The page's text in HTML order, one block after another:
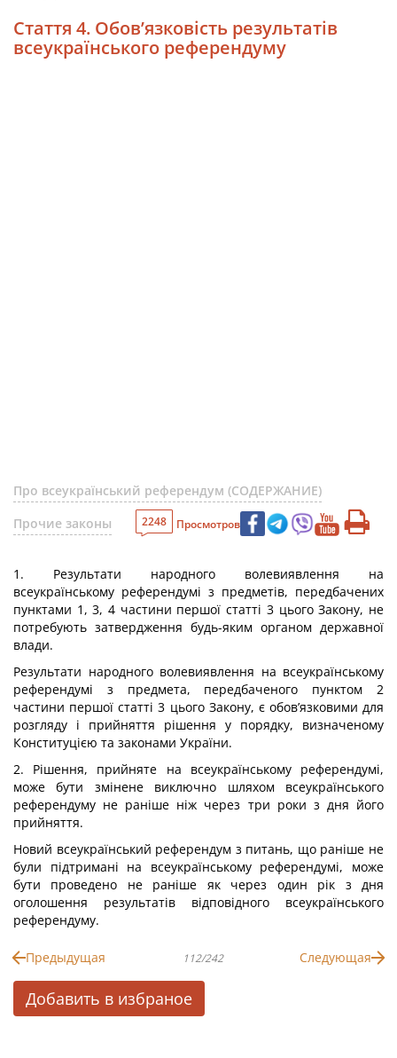
Стаття 4. Обов’язковість результатів
всеукраїнського референдуму
Про всеукраїнський референдум (СОДЕРЖАНИЕ)
Прочие законы
2248 Просмотров
1. Результати народного волевиявлення на
всеукраїнському референдумі з предметів, передбачених
пунктами 1, 3, 4 частини першої статті 3 цього Закону, не
потребують затвердження будь-яким органом державної
влади.
Результати народного волевиявлення на всеукраїнському
референдумі з предмета, передбаченого пунктом 2
частини першої статті 3 цього Закону, є обов’язковими для
розгляду і прийняття рішення у порядку, визначеному
Конституцією та законами України.
2. Рішення, прийняте на всеукраїнському референдумі,
може бути змінене виключно шляхом всеукраїнського
референдуму не раніше ніж через три роки з дня його
прийняття.
Новий всеукраїнський референдум з питань, що раніше не
були підтримані на всеукраїнському референдумі, може
бути проведено не раніше як через один рік з дня
оголошення результатів відповідного всеукраїнського
референдуму.
Предыдущая 112/242 Следующая
Добавить в избраное